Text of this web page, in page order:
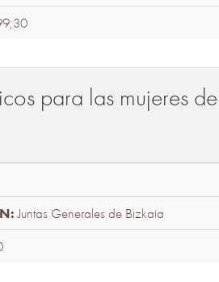
para las mujeres
Juntas Generales de Bizkaia